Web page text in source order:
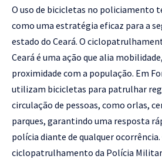
O uso de bicicletas no policiamento
como uma estratégia eficaz para a
estado do Ceará. O
Ceará é uma ação que alia
proximidade com a população. Em
utilizam bicicletas para patrulhar
circulação de pessoas, como orlas,
parques, garantindo uma resposta
polícia diante de qualquer ocorrência.
ciclopatrulhamento da Polícia